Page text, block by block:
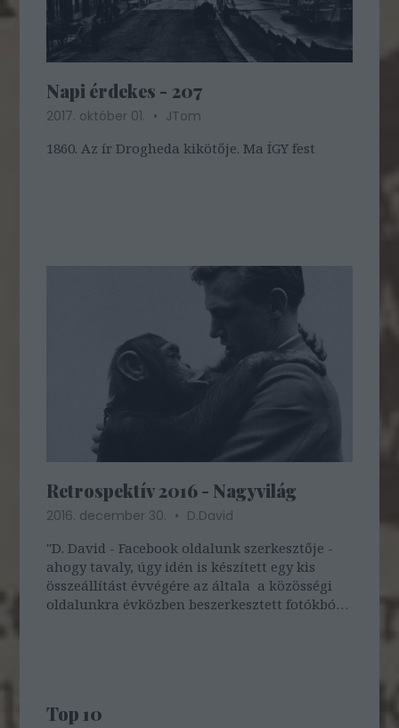
Napi érdekes - 207
2017. október 01.
JTom
1860. Az ír Drogheda kikötője. Ma ÍGY fest
Retrospektív 2016 - Nagyvilág
2016. december 30.
D.David
"D. David - Facebook oldalunk szerkesztője -
ahogy tavaly, úgy idén is készített egy kis
összeállítást évvégére az általa a közösségi
oldalunkra évközben beszerkesztett fotókból.
Top 10